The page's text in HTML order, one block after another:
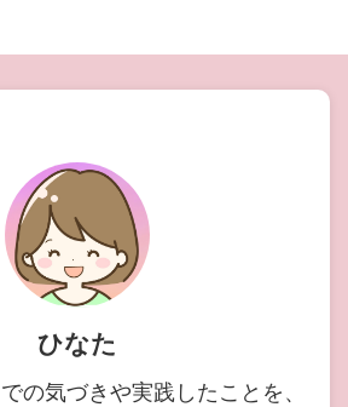
ひなた
の気づきや実践したことを、